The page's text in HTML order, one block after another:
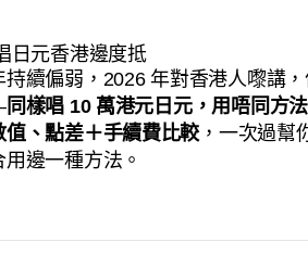
日元香港邊度抵
持續偏弱，2026 年對香港人嚟講
同樣唱 10 萬港元日元，用唔同方
值、點差＋手續費比較 ，一次過幫
邊一種方法。